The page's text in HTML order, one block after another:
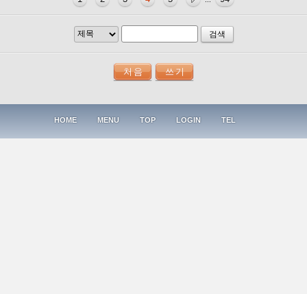
검색
HOME MENU TOP LOGIN TEL